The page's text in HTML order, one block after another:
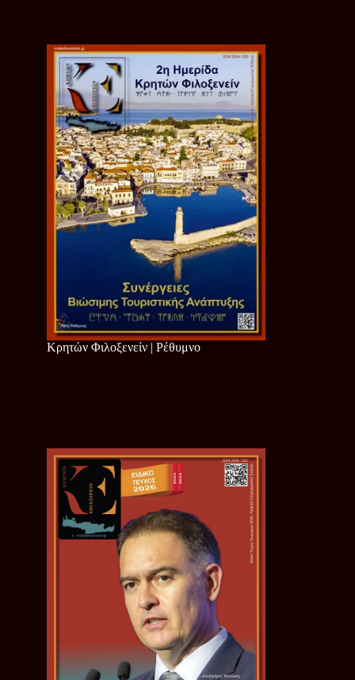
Κρητών Φιλοξενείν | Ρέθυμνο